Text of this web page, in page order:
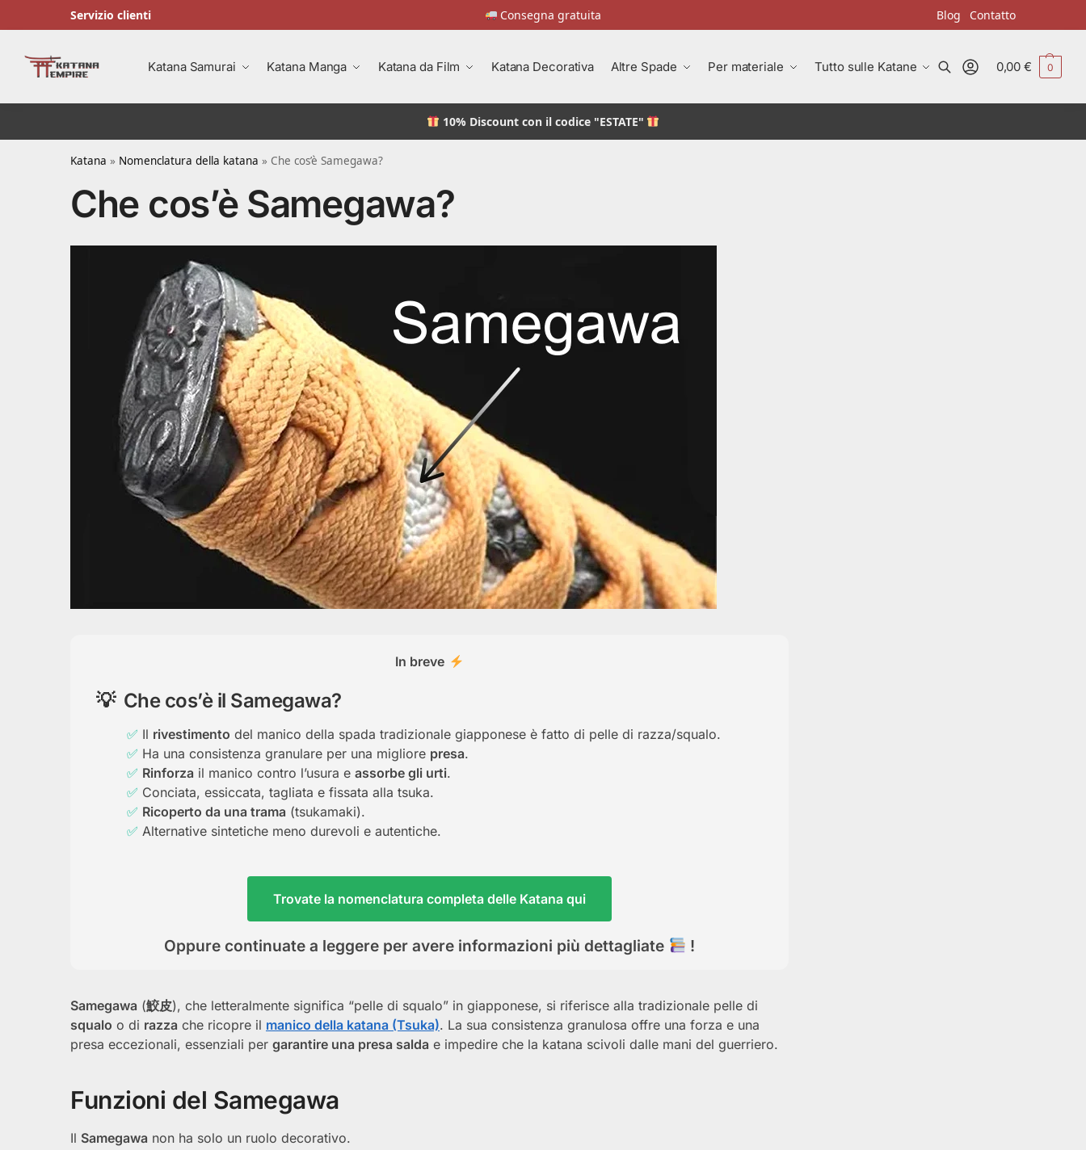
Servizio clienti Consegna gratuita Blog Contatto
Katana Samurai Katana Manga Katana da Film Katana Decorativa Altre Spade Per materiale Tutto sulle Katane
Ricerca
0,00€ 0
10% Discountcon il codice "ESTATE"
Katana » Nomenclatura della katana » Che cos’è Samegawa?
Che cos’è Samegawa?
In breve
Che cos’è il Samegawa?
Il rivestimento del manico della spada tradizionale giapponese è fatto di pelle di razza/squalo.
Ha una consistenza granulare per una migliore presa.
Rinforza il manico contro l’usura eassorbe gli urti.
Conciata, essiccata, tagliata e fissata alla tsuka.
Ricoperto da una trama (tsukamaki).
Alternative sintetiche meno durevoli e autentiche.
Trovate la nomenclatura completa delle Katana qui
Oppure continuate a leggere per avere informazioni più dettagliate !
Samegawa (鮫皮), che letteralmente significa “pelle di squalo” in giapponese, si riferisce alla tradizionale pelle di
squalo o di razza che ricopre il manico della katana (Tsuka). La sua consistenza granulosa offre una forza e una
presa eccezionali, essenziali per garantire una presa salda e impedire che la katana scivoli dalle mani del guerriero.
Funzioni del Samegawa
Il Samegawa non ha solo un ruolo decorativo.